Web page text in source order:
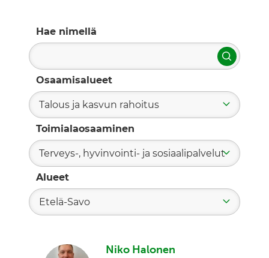
Hae nimellä
Hae
Osaamisalueet
Talous ja kasvun rahoitus
Toimialaosaaminen
Terveys-, hyvinvointi- ja sosiaalipalvelut
Alueet
Etelä-Savo
Niko Halonen